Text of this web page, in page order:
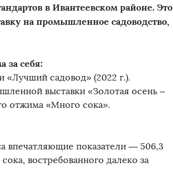
в Ивантеевском районе. Это
на промышленное садоводство,
за себя:
«Лучший садовод» (2022 г.).
выставки «Золотая осень –
отжима «Много сока».
впечатляющие показатели — 506,3
востребованного далеко за